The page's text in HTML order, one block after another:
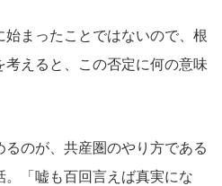
まったことではないので、根
えると、この否定に何の意味
るのが、共産圏のやり方である
。「嘘も百回言えば真実にな